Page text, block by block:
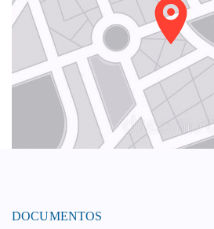
DOCUMENTOS